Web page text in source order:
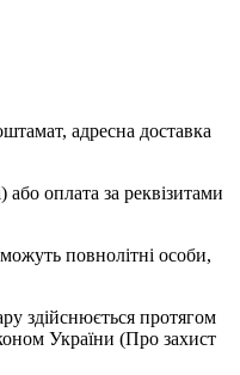
адресна доставка
оплата за реквізитами
повнолітні особи,
здійснюється протягом
України (Про захист